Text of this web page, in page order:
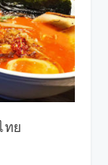
ทย